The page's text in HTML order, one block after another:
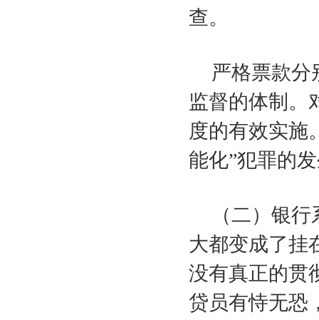
查。
严格票款分
监督的体制。
度的有效实施
能化”犯罪的
（二）银
大都变成了挂
没有真正的贯
贷员有恃无恐